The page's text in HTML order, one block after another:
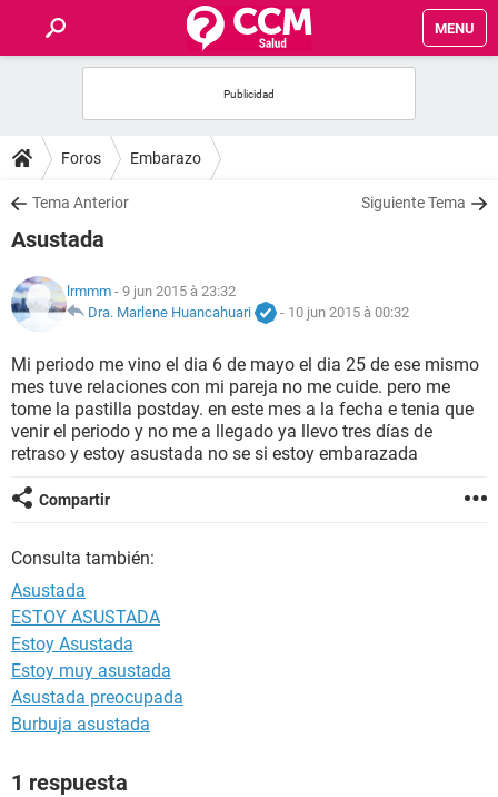
MENU
FORUMS
SALUD
NUTRICIÓN
BIENESTAR
SEXUALIDAD
GLOSARIO
Foros Embarazo
Tema Anterior Siguiente Tema
Asustada
lrmmm - 9 jun 2015 à 23:32
Dra. Marlene Huancahuari
- 10 jun 2015 à 00:32
Mi periodo me vino el dia 6 de mayo el dia 25 de ese mismo
mes tuve relaciones con mi pareja no me cuide. pero me
tome la pastilla postday. en este mes a la fecha e tenia que
venir el periodo y no me a llegado ya llevo tres días de
retraso y estoy asustada no se si estoy embarazada
Compartir
Consulta también:
Asustada
ESTOY ASUSTADA
Estoy Asustada
Estoy muy asustada
Asustada preocupada
Burbuja asustada
1 respuesta